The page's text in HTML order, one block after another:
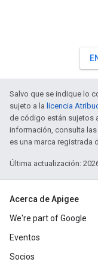
Salvo que se indique lo
sujeto a la licencia
de código están sujetos
información, consulta las
es una marca registrada
Última actualización:
Acerca de Apigee
We're part of Google
Eventos
Socios